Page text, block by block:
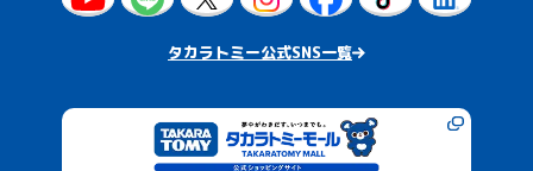
タカラトミー公式SNS一覧